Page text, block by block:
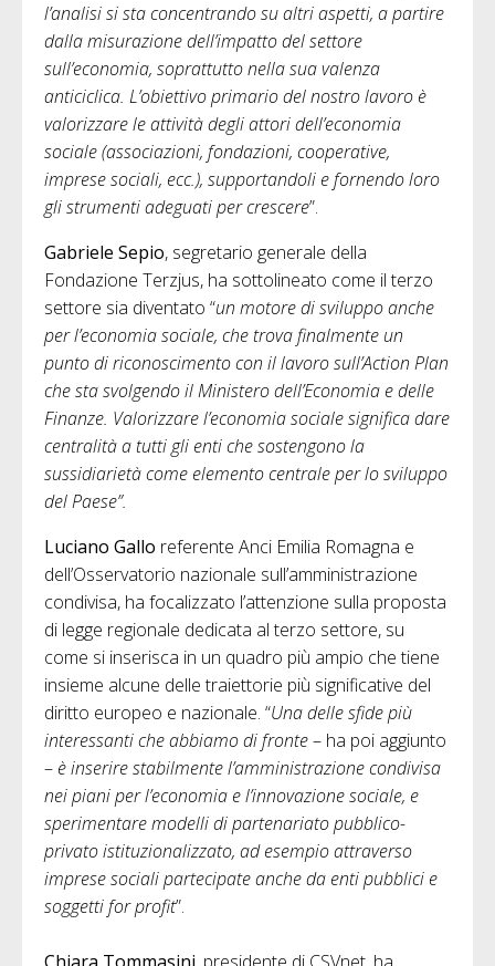
l’analisi si sta concentrando su altri aspetti, a partire
dalla misurazione dell’impatto del settore
sull’economia, soprattutto nella sua valenza
anticiclica. L’obiettivo primario del nostro lavoro è
valorizzare le attività degli attori dell’economia
sociale (associazioni, fondazioni, cooperative,
imprese sociali, ecc.), supportandoli e fornendo loro
gli strumenti adeguati per crescere”.
Gabriele Sepio, segretario generale della
Fondazione Terzjus, ha sottolineato come il terzo
settore sia diventato “un motore di sviluppo anche
per l’economia sociale, che trova finalmente un
punto di riconoscimento con il lavoro sull’Action Plan
che sta svolgendo il Ministero dell’Economia e delle
Finanze. Valorizzare l’economia sociale significa dare
centralità a tutti gli enti che sostengono la
sussidiarietà come elemento centrale per lo sviluppo
del Paese”.
Luciano Gallo referente Anci Emilia Romagna e
dell’Osservatorio nazionale sull’amministrazione
condivisa, ha focalizzato l’attenzione sulla proposta
di legge regionale dedicata al terzo settore, su
come si inserisca in un quadro più ampio che tiene
insieme alcune delle traiettorie più significative del
diritto europeo e nazionale. “Una delle sfide più
interessanti che abbiamo di fronte– ha poi aggiunto
– è inserire stabilmente l’amministrazione condivisa
nei piani per l’economia e l’innovazione sociale, e
sperimentare modelli di partenariato pubblico-
privato istituzionalizzato, ad esempio attraverso
imprese sociali partecipate anche da enti pubblici e
soggetti for profit”.